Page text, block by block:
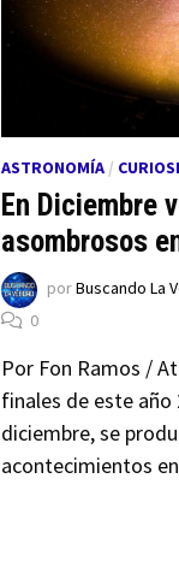
ASTRONOMÍA /
En Diciembre
asombrosos
porBuscando La
0
Por Fon Ramos /
finales de este año
diciembre, se
acontecimientos